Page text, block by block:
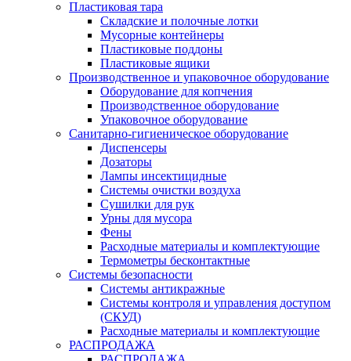
Пластиковая тара
Складские и полочные лотки
Мусорные контейнеры
Пластиковые поддоны
Пластиковые ящики
Производственное и упаковочное оборудование
Оборудование для копчения
Производственное оборудование
Упаковочное оборудование
Санитарно-гигиеническое оборудование
Диспенсеры
Дозаторы
Лампы инсектицидные
Системы очистки воздуха
Сушилки для рук
Урны для мусора
Фены
Расходные материалы и комплектующие
Термометры бесконтактные
Системы безопасности
Системы антикражные
Системы контроля и управления доступом
(СКУД)
Расходные материалы и комплектующие
РАСПРОДАЖА